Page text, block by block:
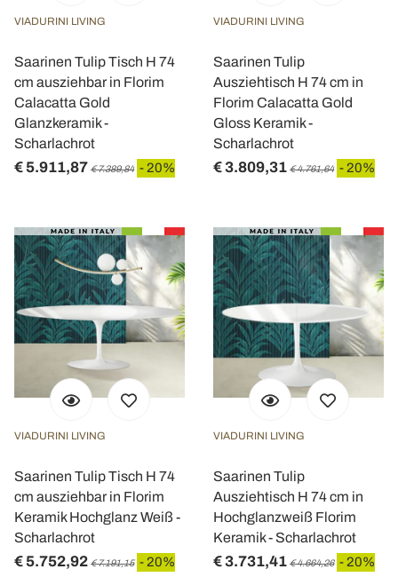
VIADURINI LIVING
Saarinen Tulip Tisch H 74
cm ausziehbar in Florim
Calacatta Gold
Glanzkeramik -
Scharlachrot
€ 5.911,87 € 7.389,84 - 20%
VIADURINI LIVING
Saarinen Tulip
Ausziehtisch H 74 cm in
Florim Calacatta Gold
Gloss Keramik -
Scharlachrot
€ 3.809,31 € 4.761,64 - 20%
VIADURINI LIVING
Saarinen Tulip Tisch H 74
cm ausziehbar in Florim
Keramik Hochglanz Weiß -
Scharlachrot
€ 5.752,92 € 7.191,15 - 20%
VIADURINI LIVING
Saarinen Tulip
Ausziehtisch H 74 cm in
Hochglanzweiß Florim
Keramik - Scharlachrot
€ 3.731,41 € 4.664,26 - 20%